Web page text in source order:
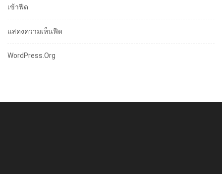
เข้าฟีด
แสดงความเห็นฟีด
WordPress.org